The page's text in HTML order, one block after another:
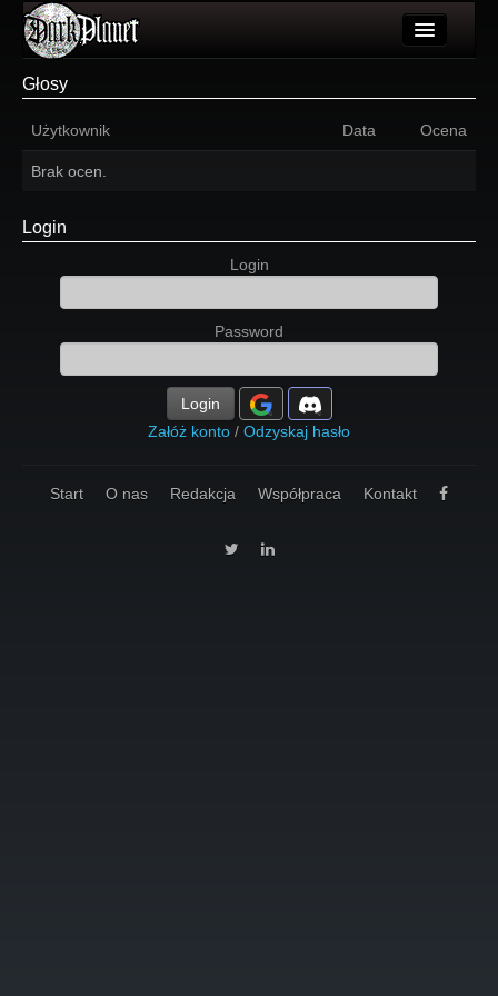
Wydarzenia
Forum
Głosy
Użytkownik Data Ocena
Brak ocen.
Login
Login
Password
Login
Załóż konto / Odzyskaj hasło
Start O nas Redakcja Współpraca Kontakt